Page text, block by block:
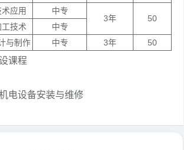
应用
中专
3年
50
技术
中专
与制作 中专 3年 50
课程
电设备安装与维修